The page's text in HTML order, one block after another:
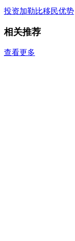
投资加勒比移民优势
相关推荐
查看更多